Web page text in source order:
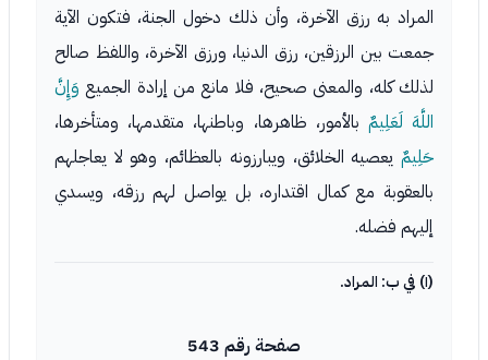
المراد به رزق الآخرة، وأن ذلك دخول الجنة، فتكون الآية
جمعت بين الرزقين، رزق الدنيا، ورزق الآخرة، واللفظ صالح
لذلك كله، والمعنى صحيح، فلا مانع من إرادة الجميع وَإِنَّ
اللَّهَ لَعَلِيمٌ بالأمور، ظاهرها، وباطنها، متقدمها، ومتأخرها،
حَلِيمٌ يعصيه الخلائق، ويبارزونه بالعظائم، وهو لا يعاجلهم
بالعقوبة مع كمال اقتداره، بل يواصل لهم رزقه، ويسدي
إليهم فضله.
(١) في ب: المراد.
صفحة رقم 543